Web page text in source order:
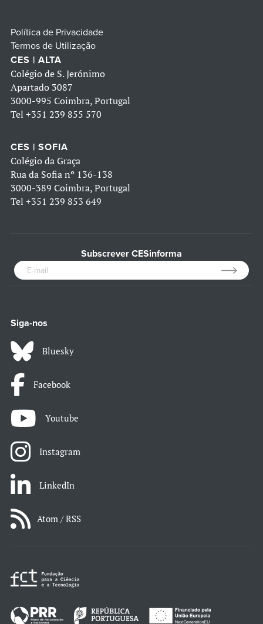
Política de Privacidade
Termos de Utilização
CES | ALTA
Colégio de S. Jerónimo
Apartado 3087
3000-995 Coimbra, Portugal
Tel +351 239 855 570
CES | SOFIA
Colégio da Graça
Rua da Sofia nº 136-138
3000-389 Coimbra, Portugal
Tel +351 239 853 649
Subscrever CESinforma
Siga-nos
Bluesky
Facebook
Youtube
Instagram
LinkedIn
Atom / RSS